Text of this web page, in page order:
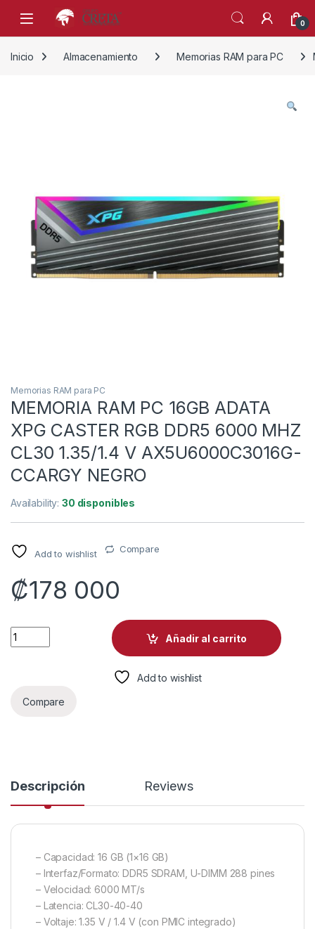
Skip to navigation
Skip to content
0
Inicio Almacenamiento Memorias RAM para PC
Memorias RAM para PC
MEMORIA RAM PC 16GB ADATA
XPG CASTER RGB DDR5 6000 MHZ
CL30 1.35/1.4 V AX5U6000C3016G-
CCARGY NEGRO
Availability:30 disponibles
Add to wishlist Compare
₡178 000
MEMORIA RAM PC 16GB ADATA XPG CASTER RGB DDR5
Añadir al carrito
Add to wishlist
Compare
Descripción Reviews
– Capacidad: 16 GB (1×16 GB)
– Interfaz/Formato: DDR5 SDRAM, U-DIMM 288 pines
– Velocidad: 6000 MT/s
– Latencia: CL30-40-40
– Voltaje: 1.35 V / 1.4 V (con PMIC integrado)